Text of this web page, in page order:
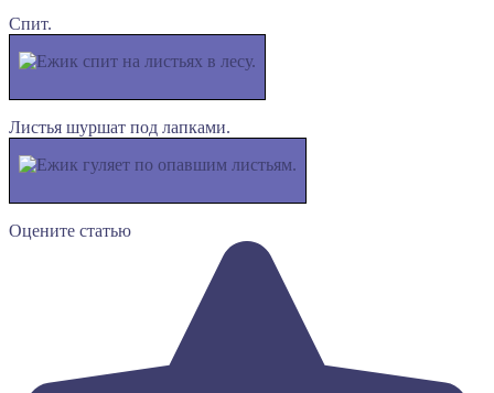
Спит.
Листья шуршат под лапками.
Оцените статью